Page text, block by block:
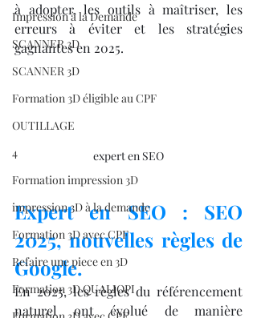
Impression à la Demande
SCANNER 3D
SCANNER 3D
Formation 3D éligible au CPF
OUTILLAGE
4
Formation impression 3D
impression 3D à la demande
Formation 3D avec CPF
Refaire une piece en 3D
Formation 3D QUALIOPI
à adopter, les outils à maîtriser, les
erreurs à éviter et les stratégies
gagnantes en 2025.
expert en SEO
Expert en SEO : SEO
2025, nouvelles règles de
Google.
En 2025, les règles du référencement
naturel ont évolué de manière